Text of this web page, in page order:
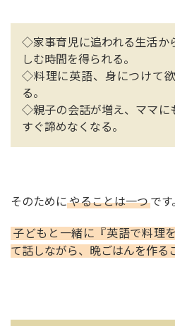
◇家事育児に追われる生活か
しむ時間を得られる。
◇料理に英語、身につけて
る。
◇親子の会話が増え、ママに
すぐ諦めなくなる。
そのために やることは一つ です
子どもと一緒に『英語で料理
て話しながら、晩ごはんを作る